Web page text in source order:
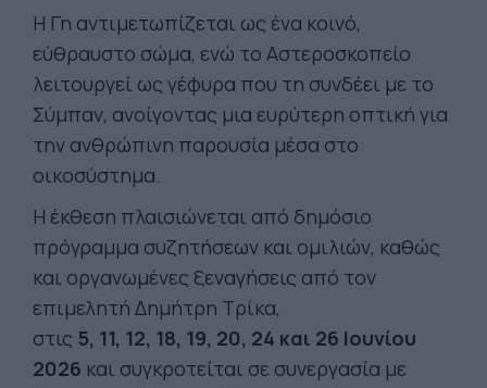
Η Γη αντιμετωπίζεται ως ένα κοινό,
εύθραυστο σώμα, ενώ το Αστεροσκοπείο
λειτουργεί ως γέφυρα που τη συνδέει με το
Σύμπαν, ανοίγοντας μια ευρύτερη οπτική για
την ανθρώπινη παρουσία μέσα στο
οικοσύστημα.
Η έκθεση πλαισιώνεται από δημόσιο
πρόγραμμα συζητήσεων και ομιλιών, καθώς
και οργανωμένες ξεναγήσεις από τον
επιμελητή Δημήτρη Τρίκα,
στις 5, 11, 12, 18, 19, 20, 24 και 26 Ιουνίου
2026 και συγκροτείται σε συνεργασία με